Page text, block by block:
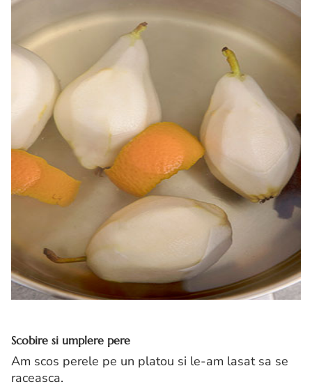
Scobire si umplere pere
Am scos perele pe un platou si le-am lasat sa se
raceasca.